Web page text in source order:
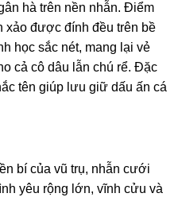
hà trên nền nhẫn. Điểm
xảo được đính đều trên bề
học sắc nét, mang lại vẻ
cả cô dâu lẫn chú rể. Đặc
tên giúp lưu giữ dấu ấn cá
bí của vũ trụ, nhẫn cưới
yêu rộng lớn, vĩnh cửu và